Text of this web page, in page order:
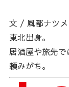
文 / 風都ナツメ
東北出身。
居酒屋や旅先
頼みがち。